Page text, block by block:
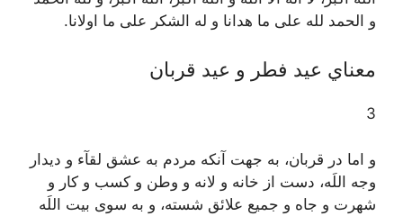
و الحمد لله على ما هدانا و له الشکر على ما اولانا.
معناي‌ عيد فطر و عيد قربان
3
و اما در قربان، به جهت آنکه مردم به عشق لقآء و ديدار
وجه اللَه، دست از خانه و لانه و وطن و کسب و کار و
شهرت و جاه و جميع علائق شسته، و به سوى بيت اللَه